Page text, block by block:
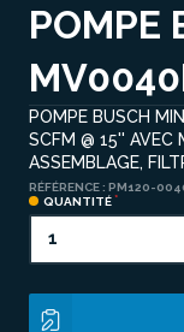
POMPE
POMPE BUSCH
SCFM @ 15'' AVEC
ASSEMBLAGE,
RÉFÉRENCE : PM120-
QUANTITÉ